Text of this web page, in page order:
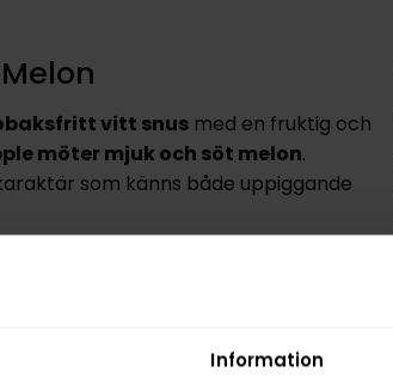
Information
vitt snusmed en fruktig och
möter mjuk och söt melon.
som känns både uppiggande
med ett lätt fuktat innehåll
daglig användning.